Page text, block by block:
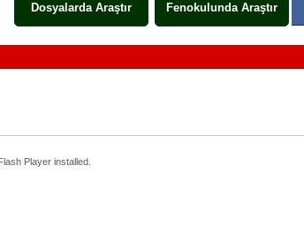
Dosyalarda Araştır Fenokulunda Araştır
Player installed.